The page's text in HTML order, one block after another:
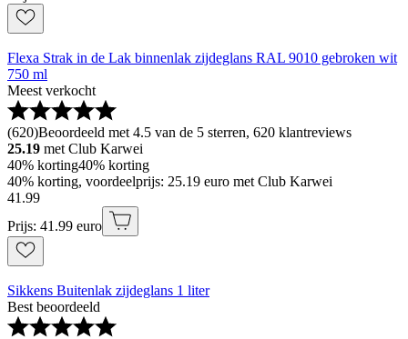
Flexa Strak in de Lak binnenlak zijdeglans RAL 9010 gebroken wit
750 ml
Meest verkocht
(620)Beoordeeld met 4.5 van de 5 sterren, 620 klantreviews
25.19 met Club Karwei
40% korting40% korting
40% korting, voordeelprijs: 25.19 euro met Club Karwei
41 .99
Prijs: 41.99 euro
Sikkens Buitenlak zijdeglans 1 liter
Best beoordeeld